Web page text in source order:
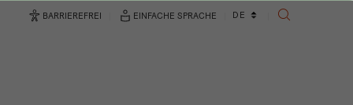
BARRIEREFREI EINFACHE SPRACHE
Sprachwechsler
DE
SUCHE